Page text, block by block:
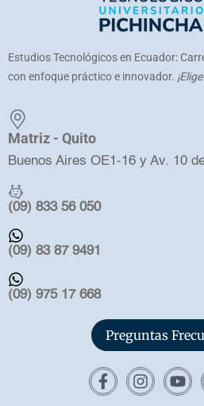
Estudios Tecnológicos en Ecuador:
con enfoque práctico e innovador.
Matriz - Quito
Buenos Aires OE1-16 y Av. 10
(09) 833 56 050
(09) 83 87 9491
(09) 975 17 668
Preguntas